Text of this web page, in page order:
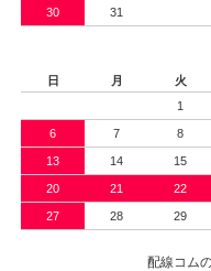
30 31
日
月 火
1
6 7 8
13 14 15
20 21 22
27 28 29
配線コム